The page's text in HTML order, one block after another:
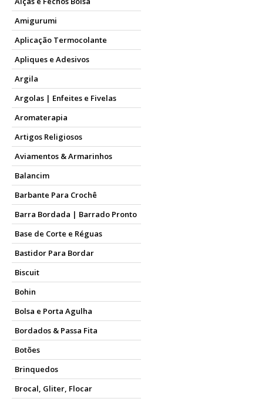
Amigurumi
Aplicação Termocolante
Apliques e Adesivos
Argila
Argolas | Enfeites e Fivelas
Aromaterapia
Artigos Religiosos
Aviamentos & Armarinhos
Balancim
Barbante Para Crochê
Barra Bordada | Barrado Pronto
Base de Corte e Réguas
Bastidor Para Bordar
Biscuit
Bohin
Bolsa e Porta Agulha
Bordados & Passa Fita
Botões
Brinquedos
Brocal, Gliter, Flocar